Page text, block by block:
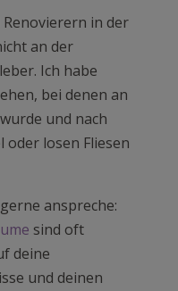
in der
an der
Ich habe
bei denen an
und nach
oder losen Fliesen
anspreche:
sind oft
deine
und deinen